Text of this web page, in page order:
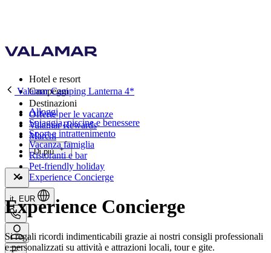
Hotel e resort
Campeggi
Destinazioni
Offerte per le vacanze
Valamar Rewards
Marchi
Di più
it, EUR
Valamar Camping Lanterna 4*
Alloggi
Spiaggia, piscine e benessere
Sport e intrattenimento
Vacanza famiglia
Ristoranti e bar
Pet-friendly holiday
Experience Concierge
Experience Concierge
Si regali ricordi indimenticabili grazie ai nostri consigli professionali
e personalizzati su attività e attrazioni locali, tour e gite.